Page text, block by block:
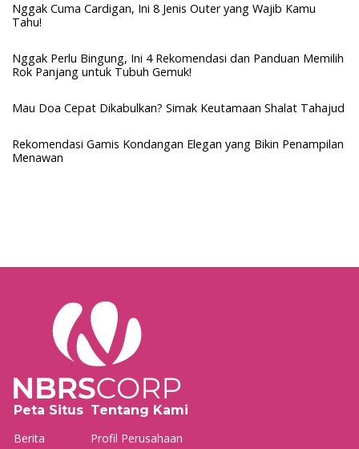
Nggak Cuma Cardigan, Ini 8 Jenis Outer yang Wajib Kamu
Tahu!
Nggak Perlu Bingung, Ini 4 Rekomendasi dan Panduan Memilih
Rok Panjang untuk Tubuh Gemuk!
Mau Doa Cepat Dikabulkan? Simak Keutamaan Shalat Tahajud
Rekomendasi Gamis Kondangan Elegan yang Bikin Penampilan
Menawan
Peta Situs
Berita
Tentang Kami
Profil Perusahaan